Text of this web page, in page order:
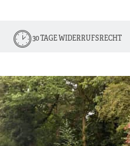
30 TAGE WIDERRUFSRECHT